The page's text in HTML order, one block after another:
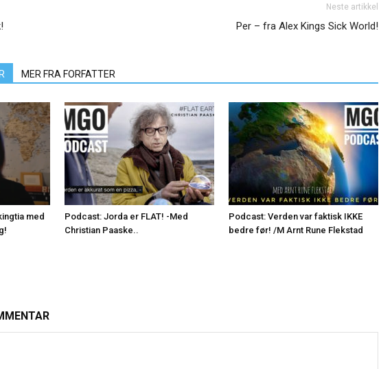
Neste artikkel
Per – fra Alex Kings Sick World!
MER FRA FORFATTER
med
Podcast: Jorda er FLAT! -Med
Christian Paaske..
Podcast: Verden var faktisk IKKE
bedre før! /M Arnt Rune Flekstad